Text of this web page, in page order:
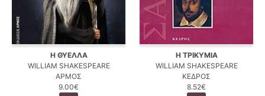
Η ΘΥΕΛΛΑ
WILLIAM SHAKESPEARE
ΑΡΜΟΣ
9.00€
Η ΤΡΙΚΥΜΙΑ
WILLIAM SHAKESPEARE
ΚΕΔΡΟΣ
8.52€